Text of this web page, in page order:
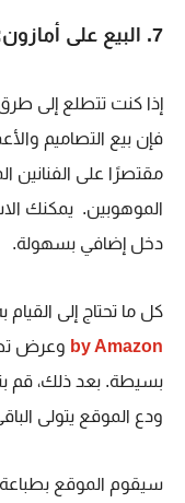
7. البيع على أمازون:
إذا كنت تتطلع إلى طرق
فإن بيع التصاميم
مقتصرًا على الفنانين
الموهوبين. يمكنك
دخل إضافي بسهولة.
كل ما تحتاج إلى
by Amazon وعرض
بسيطة. بعد ذلك، قم
ودع الموقع يتولى
سيقوم الموقع